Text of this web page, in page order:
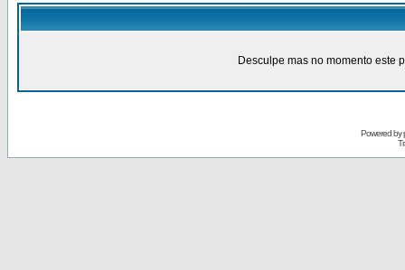
Desculpe mas no momento este
Powered by